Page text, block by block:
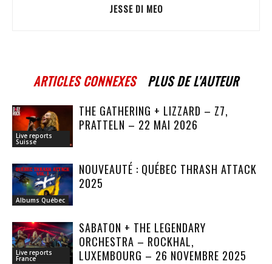
JESSE DI MEO
ARTICLES CONNEXES PLUS DE L'AUTEUR
Live reports
Suisse
THE GATHERING + LIZZARD – Z7,
PRATTELN – 22 MAI 2026
Albums Québec
NOUVEAUTÉ : QUÉBEC THRASH ATTACK
2025
Live reports
France
SABATON + THE LEGENDARY
ORCHESTRA – ROCKHAL,
LUXEMBOURG – 26 NOVEMBRE 2025